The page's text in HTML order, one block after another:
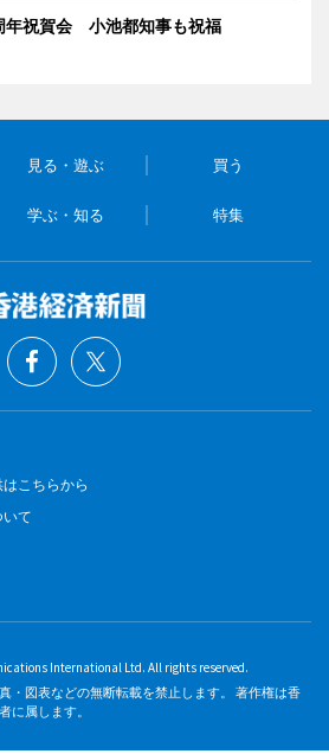
年祝賀会 小池都知事も祝福
見る・遊ぶ 買う
学ぶ・知る 特集
こちらから
て
International Ltd. All rights reserved.
・図表などの無断転載を禁止します。 著作権は香
に属します。